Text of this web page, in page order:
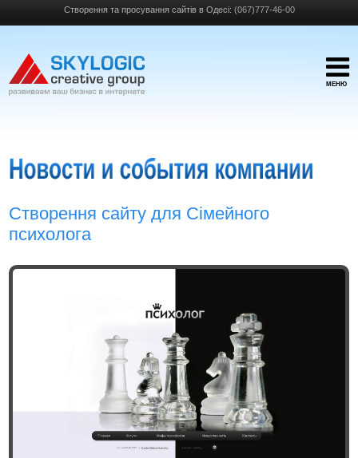
Створення та просування сайтів в Одесі: (067)777-46-00
МЕНЮ
Створення сайту для Сімейного
психолога